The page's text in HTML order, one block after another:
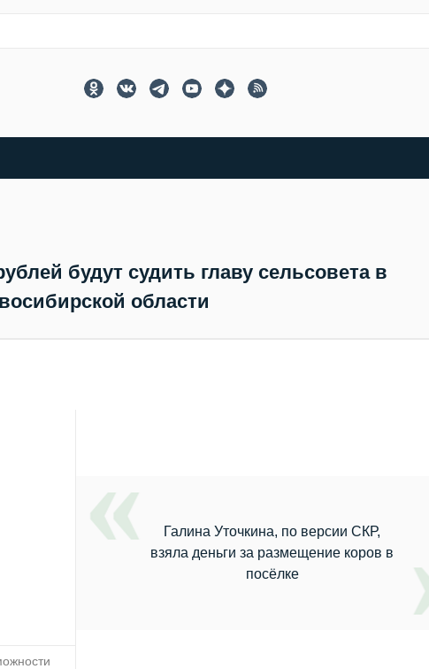
будут судить главу сельсовета в
области
Галина Уточкина, по версии СКР,
взяла деньги за размещение коров в
посёлке